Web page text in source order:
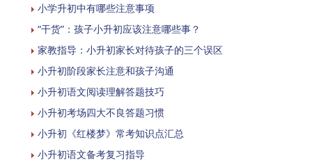
小学升初中有哪些注意事项
“干货”：孩子小升初应该注意哪些事？
家教指导：小升初家长对待孩子的三个误区
小升初阶段家长注意和孩子沟通
小升初语文阅读理解答题技巧
小升初考场四大不良答题习惯
小升初《红楼梦》常考知识点汇总
小升初语文备考复习指导